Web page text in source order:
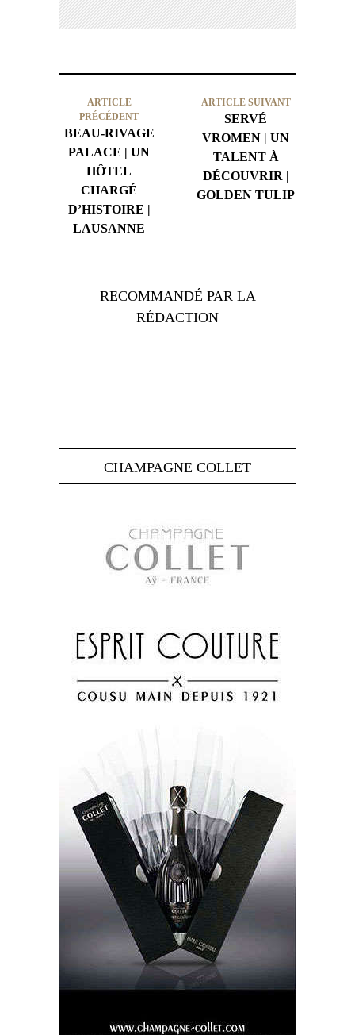
ARTICLE
PRÉCÉDENT
BEAU-RIVAGE
PALACE | UN
HÔTEL
CHARGÉ
D’HISTOIRE |
LAUSANNE
ARTICLE SUIVANT
SERVÉ
VROMEN | UN
TALENT À
DÉCOUVRIR |
GOLDEN TULIP
RECOMMANDÉ PAR LA
RÉDACTION
CHAMPAGNE COLLET